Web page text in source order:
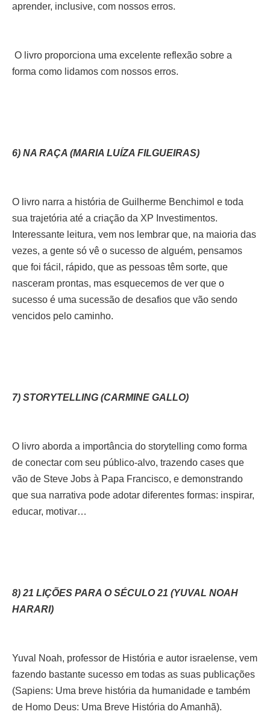
aprender, inclusive, com nossos erros.
O livro proporciona uma excelente reflexão sobre a
forma como lidamos com nossos erros.
6) NA RAÇA (MARIA LUÍZA FILGUEIRAS)
O livro narra a história de Guilherme Benchimol e toda
sua trajetória até a criação da XP Investimentos.
Interessante leitura, vem nos lembrar que, na maioria das
vezes, a gente só vê o sucesso de alguém, pensamos
que foi fácil, rápido, que as pessoas têm sorte, que
nasceram prontas, mas esquecemos de ver que o
sucesso é uma sucessão de desafios que vão sendo
vencidos pelo caminho.
7) STORYTELLING (CARMINE GALLO)
O livro aborda a importância do storytelling como forma
de conectar com seu público-alvo, trazendo cases que
vão de Steve Jobs à Papa Francisco, e demonstrando
que sua narrativa pode adotar diferentes formas: inspirar,
educar, motivar…
8) 21 LIÇÕES PARA O SÉCULO 21 (YUVAL NOAH
HARARI)
Yuval Noah, professor de História e autor israelense, vem
fazendo bastante sucesso em todas as suas publicações
(Sapiens: Uma breve história da humanidade e também
de Homo Deus: Uma Breve História do Amanhã).